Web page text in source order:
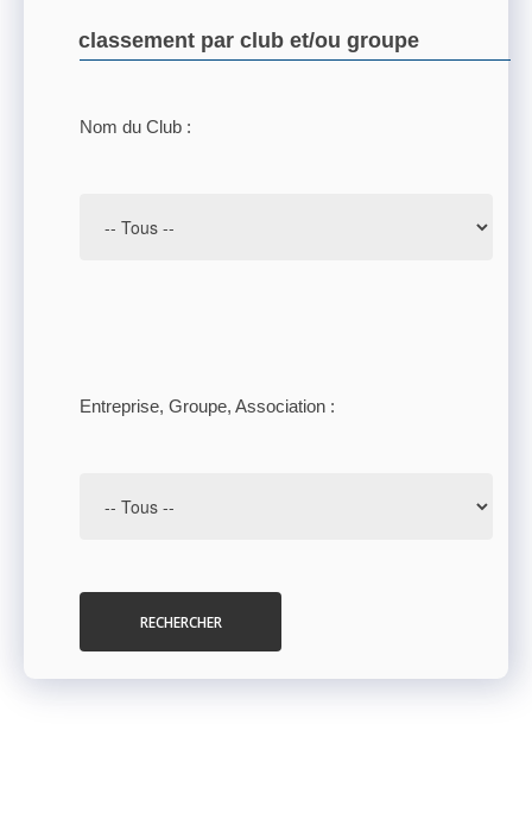
classement par club et/ou groupe
Nom du Club :
Entreprise, Groupe, Association :
RECHERCHER